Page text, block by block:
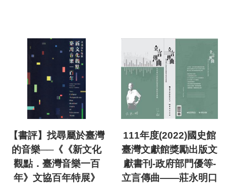
【書評】找尋屬於臺灣
的音樂──《《新文化
觀點．臺灣音樂一百
年》文協百年特展》
111年度(2022)國史館
臺灣文獻館獎勵出版文
獻書刊-政府部門優等-
立言傳曲——莊永明口